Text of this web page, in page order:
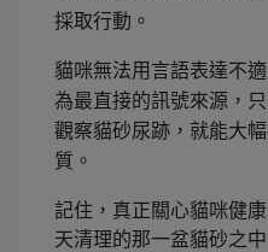
採取行動。
貓咪無法用言語表達不
為最直接的訊號來源，
觀察貓砂尿跡，就能大
質。
記住，真正關心貓咪健
天清理的那一盆貓砂之中